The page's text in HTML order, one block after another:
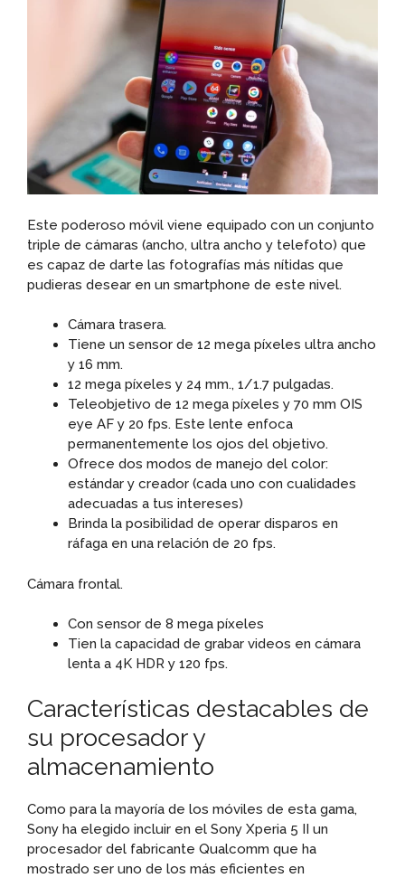
Este poderoso móvil viene equipado con un conjunto
triple de cámaras (ancho, ultra ancho y telefoto) que
es capaz de darte las fotografías más nítidas que
pudieras desear en un smartphone de este nivel.
Cámara trasera.
Tiene un sensor de 12 mega píxeles ultra ancho
y 16 mm.
12 mega píxeles y 24 mm., 1/1.7 pulgadas.
Teleobjetivo de 12 mega píxeles y 70 mm OIS
eye AF y 20 fps. Este lente enfoca
permanentemente los ojos del objetivo.
Ofrece dos modos de manejo del color:
estándar y creador (cada uno con cualidades
adecuadas a tus intereses)
Brinda la posibilidad de operar disparos en
ráfaga en una relación de 20 fps.
Cámara frontal.
Con sensor de 8 mega píxeles
Tien la capacidad de grabar videos en cámara
lenta a 4K HDR y 120 fps.
Características destacables de
su procesador y
almacenamiento
Como para la mayoría de los móviles de esta gama,
Sony ha elegido incluir en el Sony Xperia 5 II un
procesador del fabricante Qualcomm que ha
mostrado ser uno de los más eficientes en